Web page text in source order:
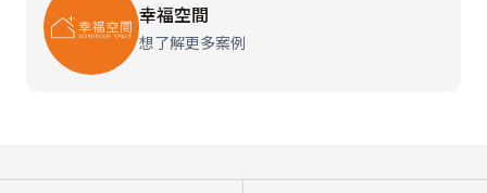
幸福空間
想了解更多案例